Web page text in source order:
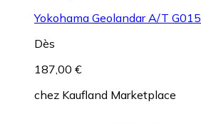
Yokohama Geolandar A/T
Dès
187,00 €
chez Kaufland Marketplace